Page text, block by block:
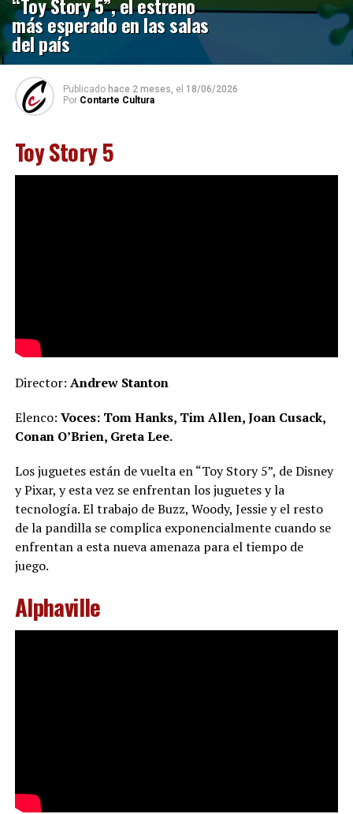
más esperado en las salas
del país
Publicado hace 2 meses, el 18/06/2026
Por Contarte Cultura
Toy Story 5
Director: Andrew Stanton
Elenco: Voces: Tom Hanks, Tim Allen, Joan Cusack,
Conan O’Brien, Greta Lee.
Los juguetes están de vuelta en “Toy Story 5”, de Disney
y Pixar, y esta vez se enfrentan los juguetes y la
tecnología. El trabajo de Buzz, Woody, Jessie y el resto
de la pandilla se complica exponencialmente cuando se
enfrentan a esta nueva amenaza para el tiempo de
juego.
Alphaville